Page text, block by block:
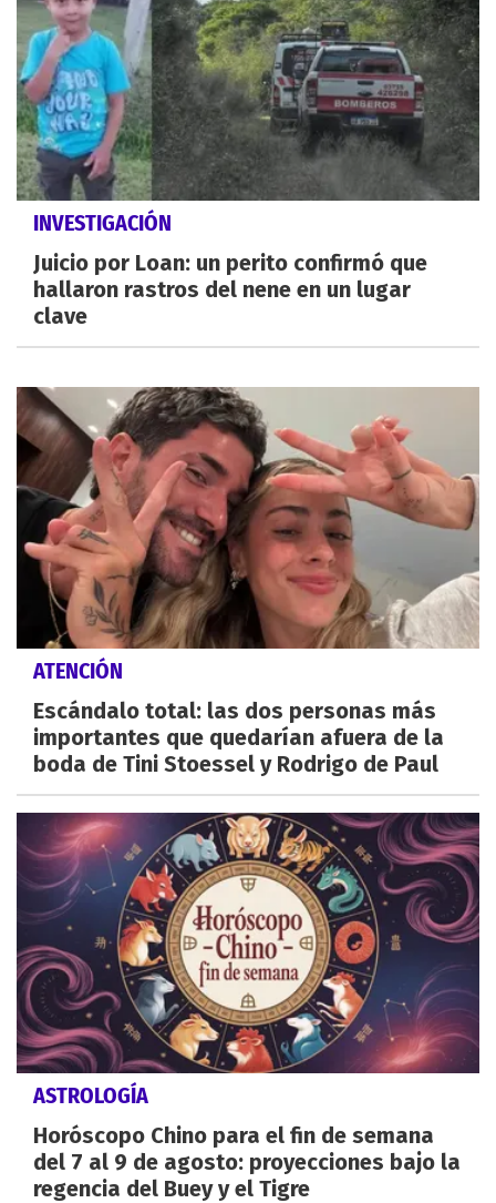
INVESTIGACIÓN
Juicio por Loan: un perito confirmó que
hallaron rastros del nene en un lugar
clave
ATENCIÓN
Escándalo total: las dos personas más
importantes que quedarían afuera de la
boda de Tini Stoessel y Rodrigo de Paul
ASTROLOGÍA
Horóscopo Chino para el fin de semana
del 7 al 9 de agosto: proyecciones bajo la
regencia del Buey y el Tigre